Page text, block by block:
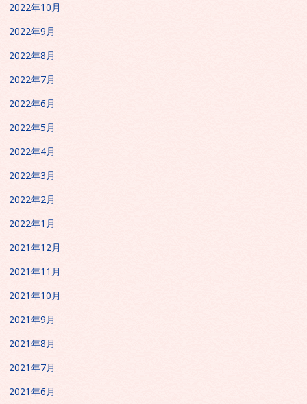
2022年10月
2022年9月
2022年8月
2022年7月
2022年6月
2022年5月
2022年4月
2022年3月
2022年2月
2022年1月
2021年12月
2021年11月
2021年10月
2021年9月
2021年8月
2021年7月
2021年6月